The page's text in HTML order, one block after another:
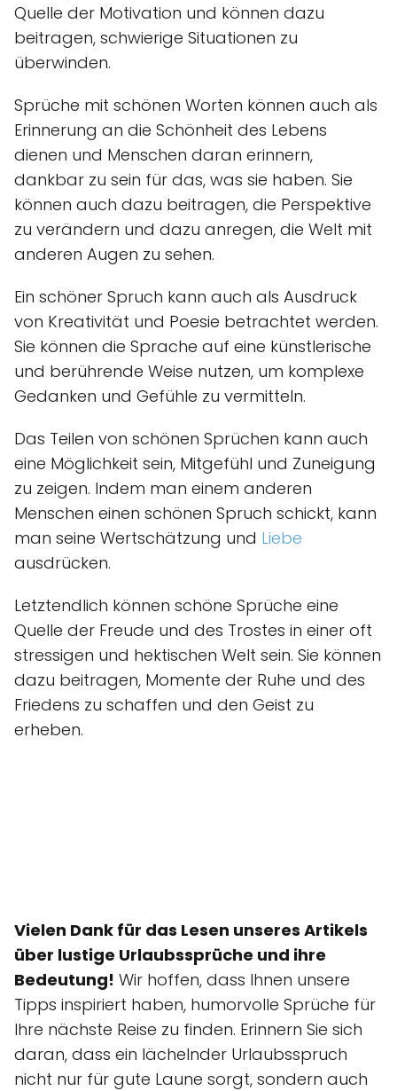
Quelle der Motivation und können dazu
beitragen, schwierige Situationen zu
überwinden.
Sprüche mit schönen Worten können auch als
Erinnerung an die Schönheit des Lebens
dienen und Menschen daran erinnern,
dankbar zu sein für das, was sie haben. Sie
können auch dazu beitragen, die Perspektive
zu verändern und dazu anregen, die Welt mit
anderen Augen zu sehen.
Ein schöner Spruch kann auch als Ausdruck
von Kreativität und Poesie betrachtet werden.
Sie können die Sprache auf eine künstlerische
und berührende Weise nutzen, um komplexe
Gedanken und Gefühle zu vermitteln.
Das Teilen von schönen Sprüchen kann auch
eine Möglichkeit sein, Mitgefühl und Zuneigung
zu zeigen. Indem man einem anderen
Menschen einen schönen Spruch schickt, kann
man seine Wertschätzung und Liebe
ausdrücken.
Letztendlich können schöne Sprüche eine
Quelle der Freude und des Trostes in einer oft
stressigen und hektischen Welt sein. Sie können
dazu beitragen, Momente der Ruhe und des
Friedens zu schaffen und den Geist zu
erheben.
Vielen Dank für das Lesen unseres Artikels
über lustige Urlaubssprüche und ihre
Bedeutung! Wir hoffen, dass Ihnen unsere
Tipps inspiriert haben, humorvolle Sprüche für
Ihre nächste Reise zu finden. Erinnern Sie sich
daran, dass ein lächelnder Urlaubsspruch
nicht nur für gute Laune sorgt, sondern auch